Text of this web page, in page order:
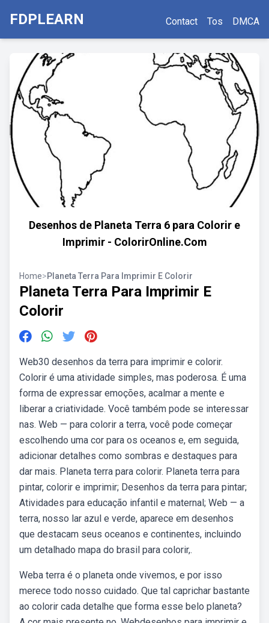
FDPLEARN Contact Tos DMCA
Desenhos de Planeta Terra 6 para Colorir e
Imprimir - ColorirOnline.Com
Home>Planeta Terra Para Imprimir E Colorir
Planeta Terra Para Imprimir E
Colorir
Web30 desenhos da terra para imprimir e colorir.
Colorir é uma atividade simples, mas poderosa. É uma
forma de expressar emoções, acalmar a mente e
liberar a criatividade. Você também pode se interessar
nas. Web — para colorir a terra, você pode começar
escolhendo uma cor para os oceanos e, em seguida,
adicionar detalhes como sombras e destaques para
dar mais. Planeta terra para colorir. Planeta terra para
pintar, colorir e imprimir; Desenhos da terra para pintar;
Atividades para educação infantil e maternal; Web — a
terra, nosso lar azul e verde, aparece em desenhos
que destacam seus oceanos e continentes, incluindo
um detalhado mapa do brasil para colorir,.
Weba terra é o planeta onde vivemos, e por isso
merece todo nosso cuidado. Que tal caprichar bastante
ao colorir cada detalhe que forma esse belo planeta?